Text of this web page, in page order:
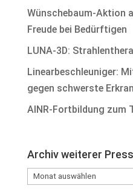
Wünschebaum-Aktion
Freude bei Bedürftigen
LUNA-3D:
Linearbeschleuniger:
gegen schwerste
AINR-Fortbildung zum
Archiv weiterer
Archiv